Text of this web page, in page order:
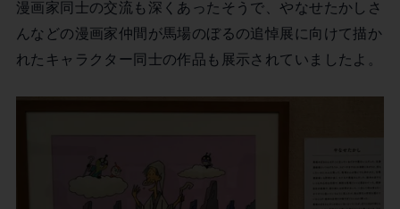
漫画家同士の交流も深くあったそうで、やなせたかしさ
んなどの漫画家仲間が馬場のぼるの追悼展に向けて描か
れたキャラクター同士の作品も展示されていましたよ。